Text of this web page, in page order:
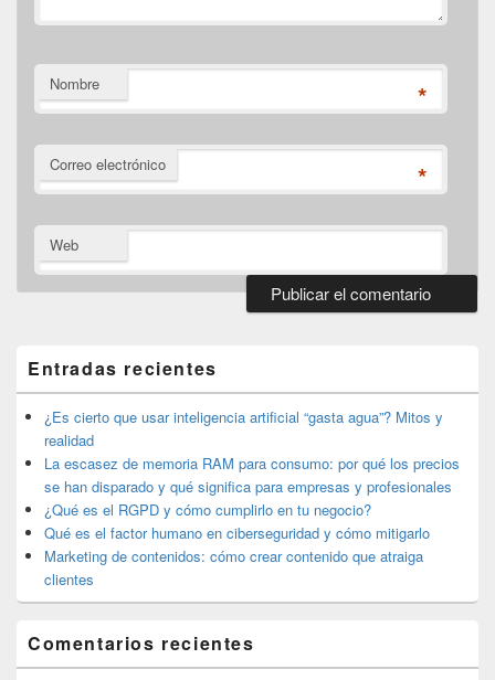
Nombre *
Correo electrónico *
Web
de
widget
barra
lateral
primaria
Entradas recientes
¿Es cierto que usar inteligencia artificial “gasta agua”? Mitos y
realidad
La escasez de memoria RAM para consumo: por qué los precios
se han disparado y qué significa para empresas y profesionales
¿Qué es el RGPD y cómo cumplirlo en tu negocio?
Qué es el factor humano en ciberseguridad y cómo mitigarlo
Marketing de contenidos: cómo crear contenido que atraiga
clientes
Comentarios recientes